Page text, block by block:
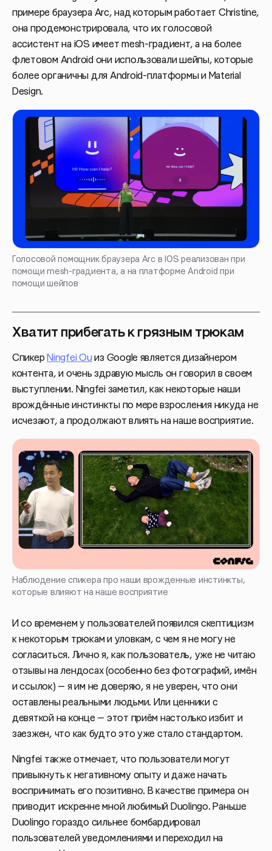
примере браузера Arc, над которым работает Christine,
она продемонстрировала, что их голосовой
ассистент на iOS имеет mesh-градиент, а на более
флетовом Android они использовали шейпы, которые
более органичны для Android-платформы и Material
Design.
Голосовой помощник браузера Arc в IOS реализован при
помощи mesh-градиента, а на платформе Android при
помощи шейпов
Хватит прибегать к грязным трюкам
Спикер Ningfei Ou из Google является дизайнером
контента, и очень здравую мысль он говорил в своем
выступлении. Ningfei заметил, как некоторые наши
врождённые инстинкты по мере взросления никуда не
исчезают, а продолжают влиять на наше восприятие.
Наблюдение спикера про наши врожденные инстинкты,
которые влияют на наше восприятие
И со временем у пользователей появился скептицизм
к некоторым трюкам и уловкам, с чем я не могу не
согласиться. Лично я, как пользователь, уже не читаю
отзывы на лендосах (особенно без фотографий, имён
и ссылок) — я им не доверяю, я не уверен, что они
оставлены реальными людьми. Или ценники с
девяткой на конце — этот приём настолько избит и
заезжен, что как будто это уже стало стандартом.
Ningfei также отмечает, что пользователи могут
привыкнуть к негативному опыту и даже начать
воспринимать его позитивно. В качестве примера он
приводит искренне мной любимый Duolingo. Раньше
Duolingo гораздо сильнее бомбардировал
пользователей уведомлениями и переходил на